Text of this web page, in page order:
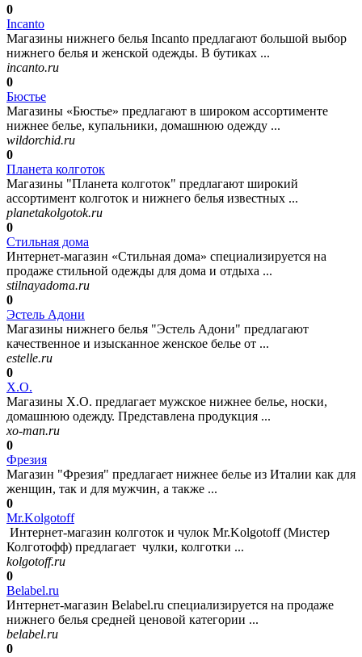
0
Incanto
Магазины нижнего белья Incanto предлагают большой выбор
нижнего белья и женской одежды. В бутиках ...
incanto.ru
0
Бюстье
Магазины «Бюстье» предлагают в широком ассортименте
нижнее белье, купальники, домашнюю одежду ...
wildorchid.ru
0
Планета колготок
Магазины "Планета колготок" предлагают широкий
ассортимент колготок и нижнего белья известных ...
planetakolgotok.ru
0
Стильная дома
Интернет-магазин «Стильная дома» специализируется на
продаже стильной одежды для дома и отдыха ...
stilnayadoma.ru
0
Эстель Адони
Магазины нижнего белья "Эстель Адони" предлагают
качественное и изысканное женское белье от ...
estelle.ru
0
Х.О.
Магазины Х.О. предлагает мужское нижнее белье, носки,
домашнюю одежду. Представлена продукция ...
xo-man.ru
0
Фрезия
Магазин "Фрезия" предлагает нижнее белье из Италии как для
женщин, так и для мужчин, а также ...
0
Mr.Kolgotoff
Интернет-магазин колготок и чулок Mr.Kolgotoff (Мистер
Колготофф) предлагает чулки, колготки ...
kolgotoff.ru
0
Belabel.ru
Интернет-магазин Belabel.ru специализируется на продаже
нижнего белья средней ценовой категории ...
belabel.ru
0